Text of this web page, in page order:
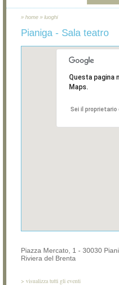
» home » luoghi
Pianiga - Sala teatro
Questa pagina
Maps.
Sei il
Piazza Mercato, 1 - 30030
Riviera del Brenta
> visualizza tutti gli eventi